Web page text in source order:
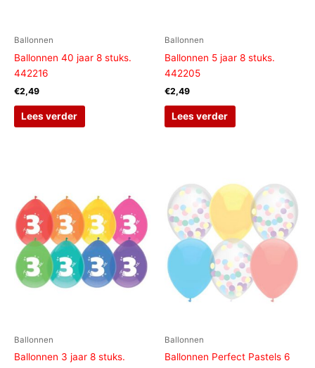
Ballonnen
Ballonnen 40 jaar 8 stuks.
442216
€2,49
Lees verder
Ballonnen
Ballonnen 5 jaar 8 stuks.
442205
€2,49
Lees verder
Ballonnen
Ballonnen 3 jaar 8 stuks.
Ballonnen
Ballonnen Perfect Pastels 6